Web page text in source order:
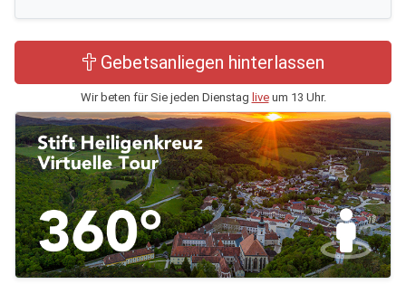
Gebetsanliegen hinterlassen
Wir beten für Sie jeden Dienstag liveum 13 Uhr.